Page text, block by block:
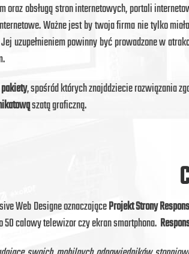
oraz obsługą stron internetowych, portali
Ważne jest by twoja firma nie tylko
uzupełnieniem powinny być prowadzone w
, spośród których znajddziecie rozwiązania
szatą graficzną.
Web Designe oznaczająceProjekt Strony
calowy telewizor czy ekran smartphona.